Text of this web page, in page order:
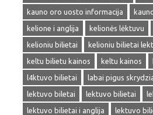
kauno oro uosto informacija
kelione i anglija
kelionės lėktuvu
kelioniu bilietai
kelioniu bilietai
keltu bilietu kainos
keltu kainos
l4ktuvo bilietai
labai pigus
lektuvo biletai
lektuvo bilietai
lektuvo bilietai i anglija
lektuvo